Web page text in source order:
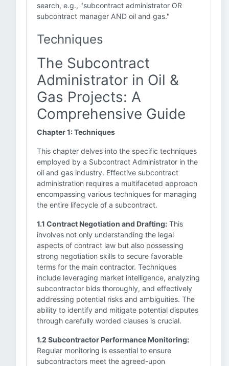
search, e.g., "subcontract administrator OR
subcontract manager AND oil and gas."
Techniques
The Subcontract
Administrator in Oil &
Gas Projects: A
Comprehensive Guide
Chapter 1: Techniques
This chapter delves into the specific techniques
employed by a Subcontract Administrator in the
oil and gas industry. Effective subcontract
administration requires a multifaceted approach
encompassing various techniques for managing
the entire lifecycle of a subcontract.
1.1 Contract Negotiation and Drafting: This
involves not only understanding the legal
aspects of contract law but also possessing
strong negotiation skills to secure favorable
terms for the main contractor. Techniques
include leveraging market intelligence, analyzing
subcontractor bids thoroughly, and effectively
addressing potential risks and ambiguities. The
ability to identify and mitigate potential disputes
through carefully worded clauses is crucial.
1.2 Subcontractor Performance Monitoring:
Regular monitoring is essential to ensure
subcontractors meet the agreed-upon